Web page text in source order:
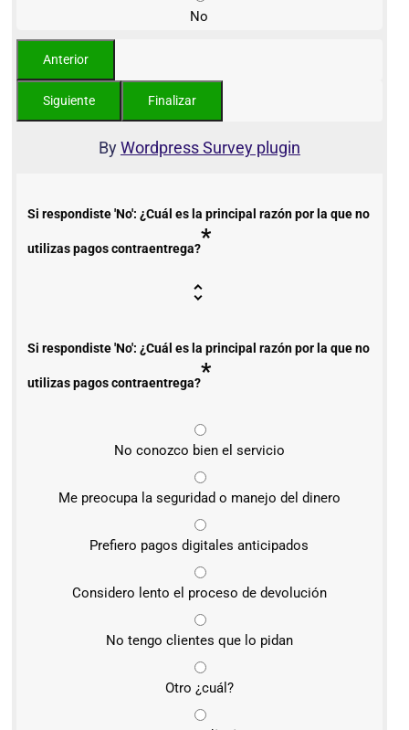
No
ByWordpress Survey plugin
Si respondiste 'No': ¿Cuál es la principal razón por la que no
utilizas pagos contraentrega?*
Si respondiste 'No': ¿Cuál es la principal razón por la que no
utilizas pagos contraentrega?*
No conozco bien el servicio
Me preocupa la seguridad o manejo del dinero
Prefiero pagos digitales anticipados
Considero lento el proceso de devolución
No tengo clientes que lo pidan
Otro ¿cuál?